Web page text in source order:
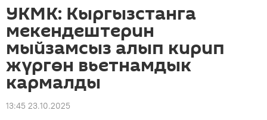
УКМК: Кыргызстанга
мекендештерин
мыйзамсыз алып кирип
жүргөн вьетнамдык
кармалды
13:45 23.10.2025